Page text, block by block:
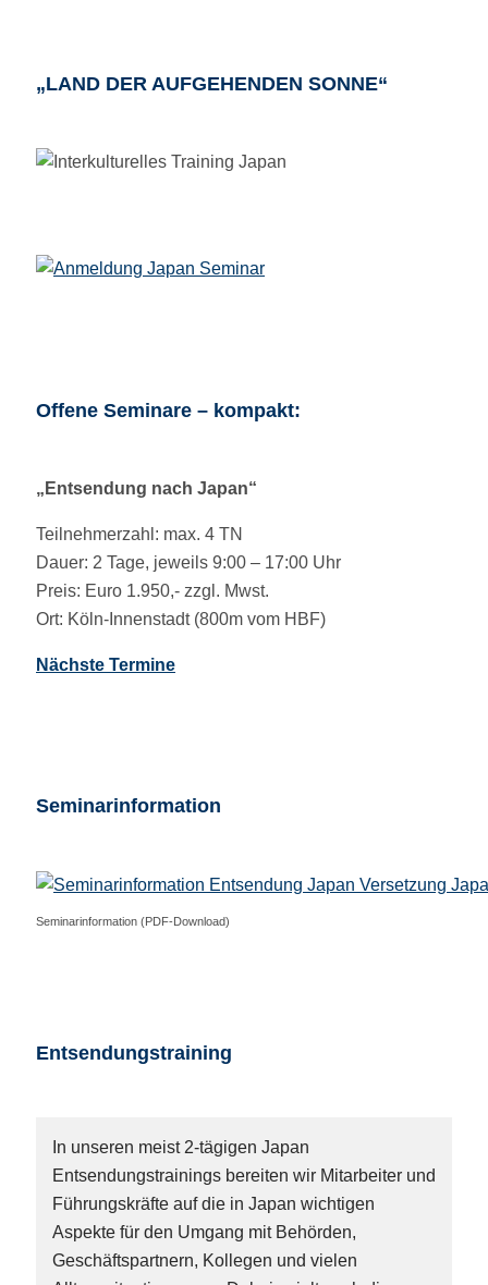
„LAND DER AUFGEHENDEN SONNE“
Offene Seminare – kompakt:
„Entsendung nach Japan“
Teilnehmerzahl: max. 4 TN
Dauer: 2 Tage, jeweils 9:00 – 17:00 Uhr
Preis: Euro 1.950,- zzgl. Mwst.
Ort: Köln-Innenstadt (800m vom HBF)
Nächste Termine
Seminarinformation
Seminarinformation (PDF-Download)
Entsendungstraining
In unseren meist 2-tägigen Japan
Entsendungstrainings bereiten wir Mitarbeiter und
Führungskräfte auf die in Japan wichtigen
Aspekte für den Umgang mit Behörden,
Geschäftspartnern, Kollegen und vielen